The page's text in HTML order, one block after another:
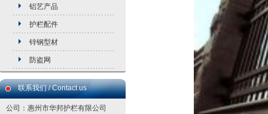
铝艺产品
护栏配件
锌钢型材
防盗网
联系我们 / Contact us
公司：惠州市华邦护栏有限公司